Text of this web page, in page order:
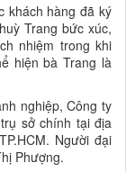
khách hàng đã ký
Trang bức xúc,
nhiệm trong khi
hiện bà Trang là
nghiệp, Công ty
sở chính tại địa
Người đại
Phượng.